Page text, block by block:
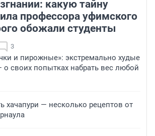
какую тайну
профессора уфимского
обожали студенты
3
и пирожные»: экстремально худые
своих попытках набрать вес любой
хачапури — несколько рецептов от